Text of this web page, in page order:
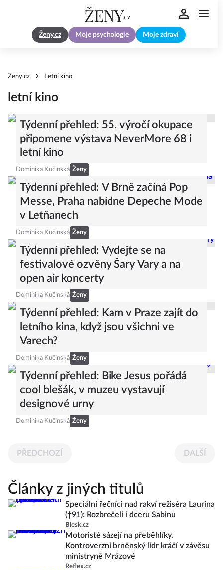
Ženy.cz Moje psychologie Moje zdraví
Zeny.cz Letní kino
letní kino
Týdenní přehled: 55. výročí okupace
připomene výstava NeverMore 68 i
letní kino
Dominika Kučinská Ženy
Týdenní přehled: V Brně začíná Pop
Messe, Praha nabídne Depeche Mode
v Letňanech
Dominika Kučinská Ženy
Týdenní přehled: Vydejte se na
festivalové ozvěny Šary Vary a na
open air koncerty
Dominika Kučinská Ženy
Týdenní přehled: Kam v Praze zajít do
letního kina, když jsou všichni ve
Varech?
Dominika Kučinská Ženy
Týdenní přehled: Bike Jesus pořádá
cool blešák, v muzeu vystavují
designové urny
Dominika Kučinská Ženy
PŘEDCHOZÍ DALŠÍ
Články z jiných titulů
Speciální řečníci nad rakví režiséra Laurina
(†91): Rozbrečeli i dceru Sabinu
Blesk.cz
Motoristé sázejí na přeběhlíky.
Kontroverzní brněnský lídr kráčí v závěsu
ministryně Mrázové
Reflex.cz